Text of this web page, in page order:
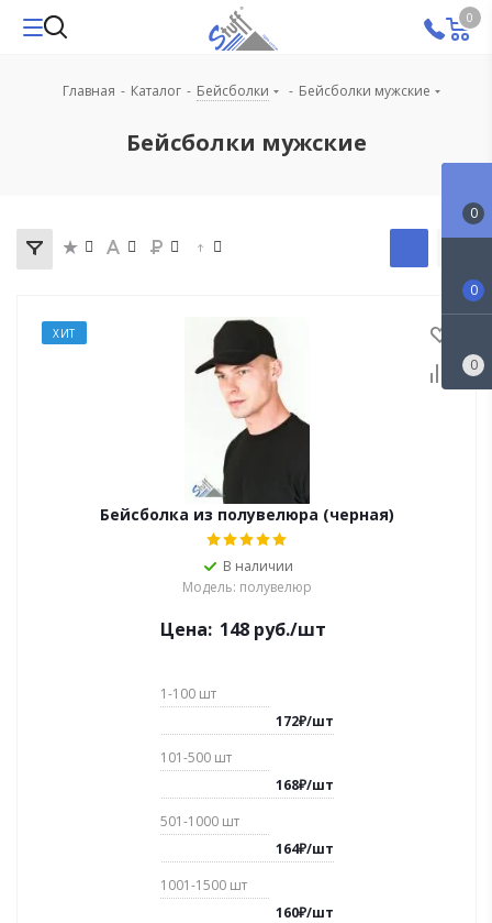
0
Бейсболки мужские
Главная - Каталог - Бейсболки - Бейсболки мужские
ХИТ
Бейсболка из полувелюра (черная)
В наличии
Модель: полувелюр
Цена: 148 руб./шт
1-100 шт
172₽/шт
101-500 шт
168₽/шт
501-1000 шт
164₽/шт
1001-1500 шт
160₽/шт
0
0
0